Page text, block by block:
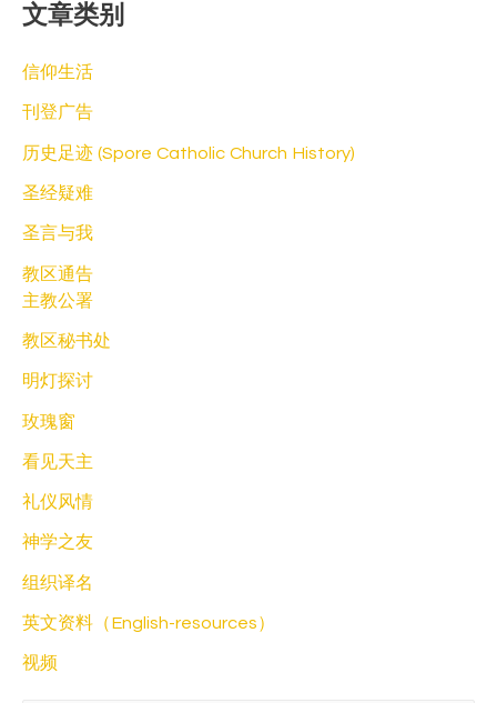
文章类别
信仰生活
刊登广告
历史足迹 (Spore Catholic Church History)
圣经疑难
圣言与我
教区通告
主教公署
教区秘书处
明灯探讨
玫瑰窗
看见天主
礼仪风情
神学之友
组织译名
英文资料（English-resources）
视频